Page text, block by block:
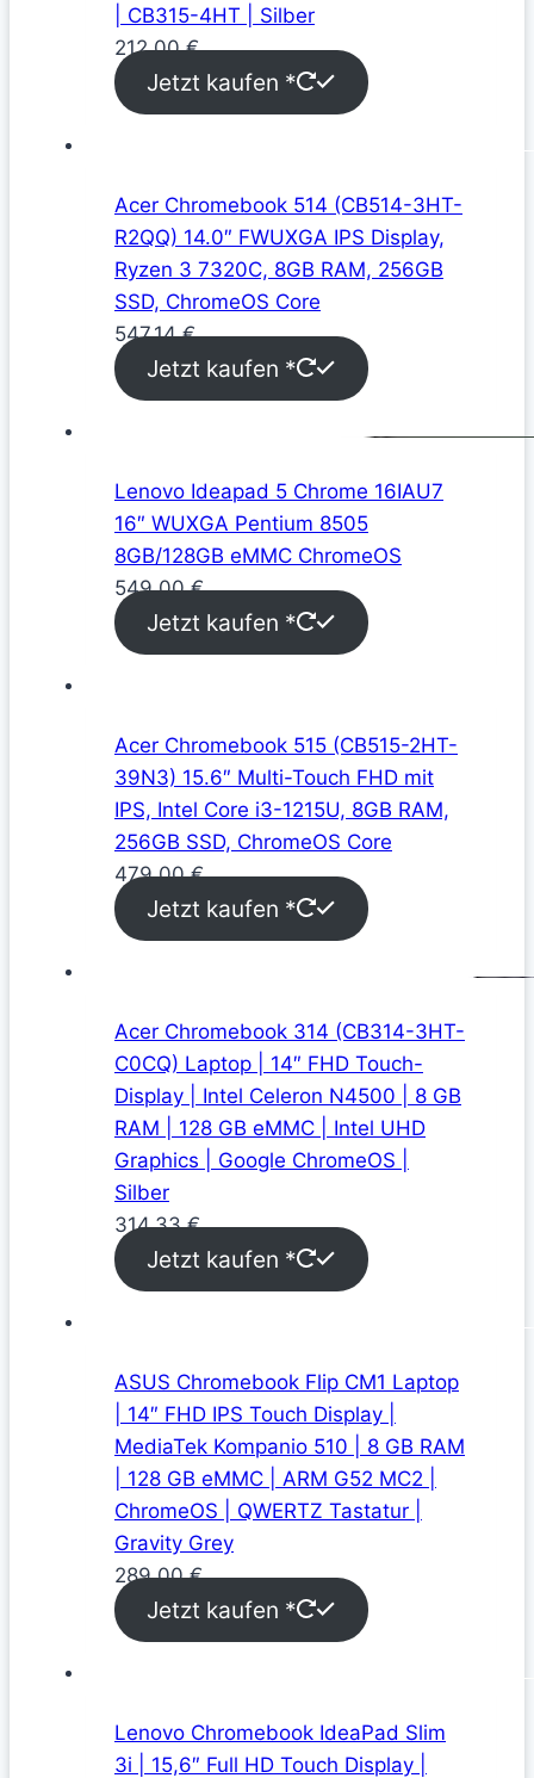
| CB315-4HT | Silber
212,00€
Jetzt kaufen *
Acer Chromebook 514 (CB514-3HT-
R2QQ) 14.0″ FWUXGA IPS Display,
Ryzen 3 7320C, 8GB RAM, 256GB
SSD, ChromeOS Core
547,14€
Jetzt kaufen *
Lenovo Ideapad 5 Chrome 16IAU7
16″ WUXGA Pentium 8505
8GB/128GB eMMC ChromeOS
549,00€
Jetzt kaufen *
Acer Chromebook 515 (CB515-2HT-
39N3) 15.6″ Multi-Touch FHD mit
IPS, Intel Core i3-1215U, 8GB RAM,
256GB SSD, ChromeOS Core
479,00€
Jetzt kaufen *
Acer Chromebook 314 (CB314-3HT-
C0CQ) Laptop | 14″ FHD Touch-
Display | Intel Celeron N4500 | 8 GB
RAM | 128 GB eMMC | Intel UHD
Graphics | Google ChromeOS |
Silber
314,33€
Jetzt kaufen *
ASUS Chromebook Flip CM1 Laptop
| 14″ FHD IPS Touch Display |
MediaTek Kompanio 510 | 8 GB RAM
| 128 GB eMMC | ARM G52 MC2 |
ChromeOS | QWERTZ Tastatur |
Gravity Grey
289,00€
Jetzt kaufen *
Lenovo Chromebook IdeaPad Slim
3i | 15,6″ Full HD Touch Display |